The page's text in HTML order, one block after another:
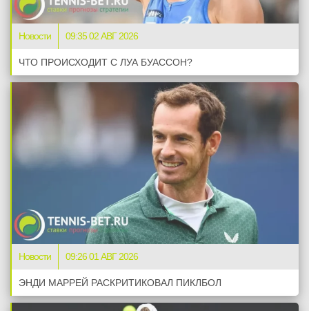
Новости 09:35 02 АВГ 2026
ЧТО ПРОИСХОДИТ С ЛУА БУАССОН?
Новости 09:26 01 АВГ 2026
ЭНДИ МАРРЕЙ РАСКРИТИКОВАЛ ПИКЛБОЛ